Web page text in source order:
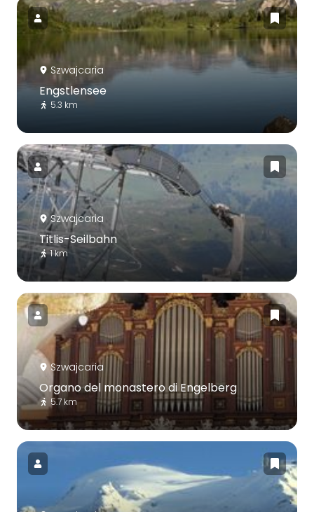
Szwajcaria
Engstlensee
5.3 km
Szwajcaria
Titlis-Seilbahn
1 km
Szwajcaria
Organo del monastero di Engelberg
5.7 km